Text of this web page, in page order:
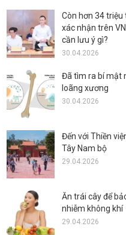
Còn hơn 34
xác nhận trên
cần lưu ý gì?
30.04.2026
Đã tìm ra bí mật
loãng xương
30.04.2026
Đến với Thiền
Tây Nam bộ
29.04.2026
Ăn trái cây để
nhiễm không khí
29.04.2026